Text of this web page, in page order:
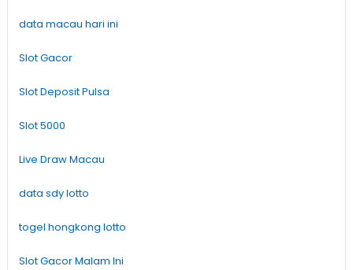
data macau hari ini
Slot Gacor
Slot Deposit Pulsa
Slot 5000
Live Draw Macau
data sdy lotto
togel hongkong lotto
Slot Gacor Malam Ini